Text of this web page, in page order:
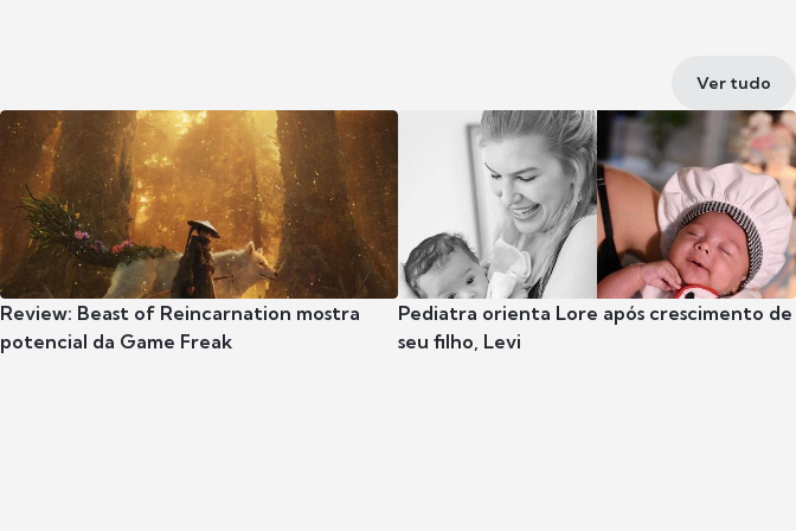
Ver tudo
Review: Beast of Reincarnation mostra
potencial da Game Freak
Pediatra orienta Lore após crescimento de
seu filho, Levi